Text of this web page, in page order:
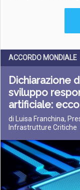
ACCORDO MONDIALE
Dichiarazione
sviluppo
artificiale:
di Luisa Franchina,
Infrastrutture Critiche